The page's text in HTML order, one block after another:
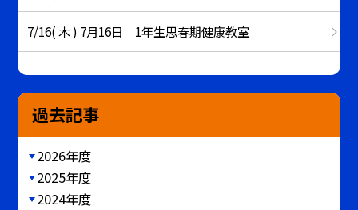
7/16( 木 ) 7月16日 1年生思春期健康教室
過去記事
2026年度
2025年度
2024年度